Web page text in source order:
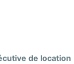
de location